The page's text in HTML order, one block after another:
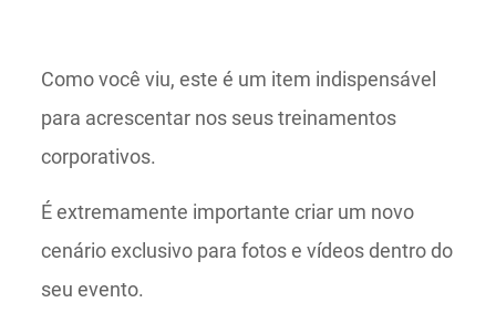
Como você viu, este é um item indispensável
para acrescentar nos seus treinamentos
corporativos.
É extremamente importante criar um novo
cenário exclusivo para fotos e vídeos dentro do
seu evento.